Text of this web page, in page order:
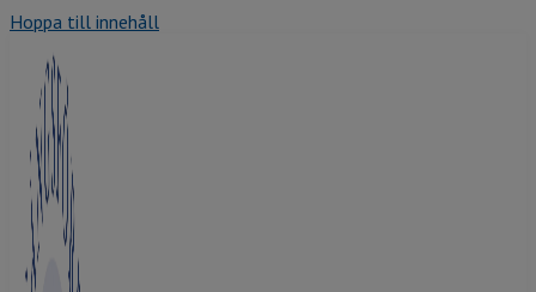
Hoppa till innehåll